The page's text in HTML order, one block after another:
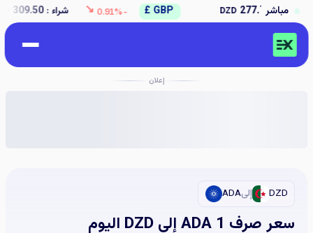
مباشرDZD
GBP £
↘ شراء :309.50
DZD بيع :312.50
إعلان
ADAإلى DZD
سعر صرف 1 ADA إلى DZD اليوم